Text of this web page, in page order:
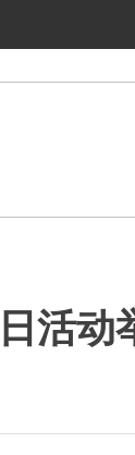
活动